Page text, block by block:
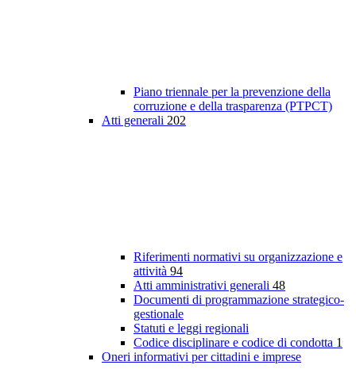
Piano triennale per la prevenzione della
corruzione e della trasparenza (PTPCT)
Atti generali 202
Riferimenti normativi su organizzazione e
attività 94
Atti amministrativi generali 48
Documenti di programmazione strategico-
gestionale
Statuti e leggi regionali
Codice disciplinare e codice di condotta 1
Oneri informativi per cittadini e imprese